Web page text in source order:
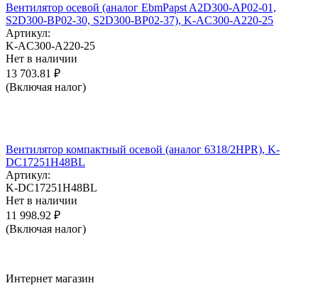
Вентилятор осевой (аналог EbmPapst A2D300-AP02-01,
S2D300-BP02-30, S2D300-BP02-37), K-AC300-A220-25
Артикул:
K-AC300-A220-25
Нет в наличии
13 703.81 ₽
(Включая налог)
Вентилятор компактный осевой (аналог 6318/2HPR), K-
DC17251H48BL
Артикул:
K-DC17251H48BL
Нет в наличии
11 998.92 ₽
(Включая налог)
Интернет магазин